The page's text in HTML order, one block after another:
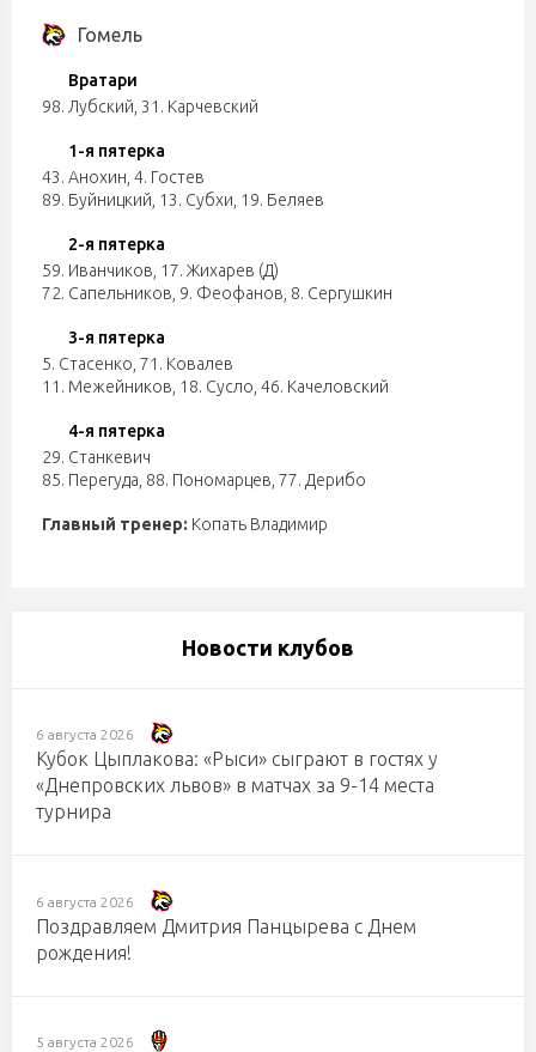
Гомель
Вратари
98. Лубский 31. Карчевский
1-я пятерка
43. Анохин 4. Гостев
89. Буйницкий 13. Субхи 19. Беляев
2-я пятерка
59. Иванчиков 17. Жихарев (Д)
72. Сапельников 9. Феофанов 8. Сергушкин
3-я пятерка
5. Стасенко 71. Ковалев
11. Межейников 18. Сусло 46. Качеловский
4-я пятерка
29. Станкевич
85. Перегуда 88. Пономарцев 77. Дерибо
Главный тренер: Копать Владимир
Новости клубов
6 августа 2026
Кубок Цыплакова: «Рыси» сыграют в гостях у
«Днепровских львов» в матчах за 9-14 места
турнира
6 августа 2026
Поздравляем Дмитрия Панцырева с Днем
рождения!
5 августа 2026